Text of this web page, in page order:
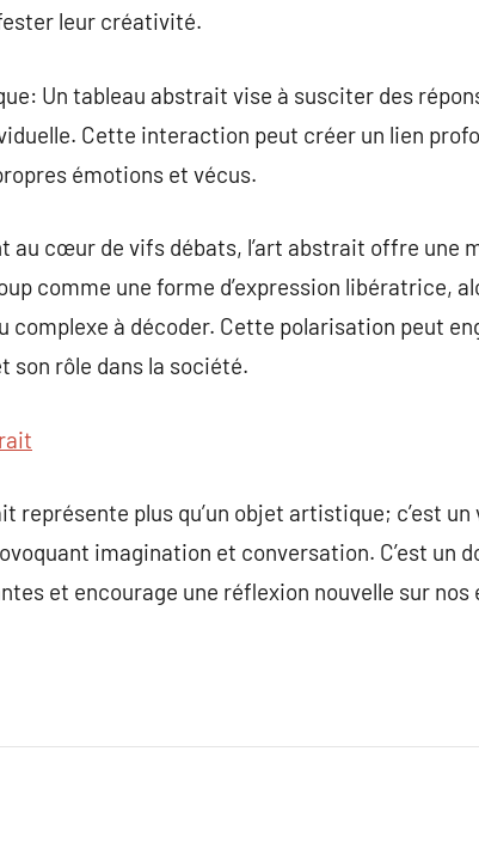
leur créativité.
Un tableau abstrait vise à susciter des
Cette interaction peut créer un lien
émotions et vécus.
au cœur de vifs débats, l’art abstrait offre une
comme une forme d’expression libératrice,
à décoder. Cette polarisation peut
son rôle dans la société.
représente plus qu’un objet artistique; c’est un
imagination et conversation. C’est un
et encourage une réflexion nouvelle sur